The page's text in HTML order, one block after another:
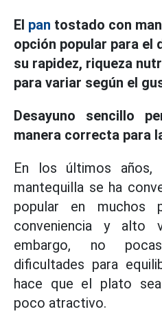
El pan tostado con
opción popular para el
su rapidez, riqueza
para variar según el
Desayuno sencillo
manera correcta para
En los últimos
mantequilla se ha
popular en muchos
conveniencia y alto
embargo, no
dificultades para
hace que el plato
poco atractivo.